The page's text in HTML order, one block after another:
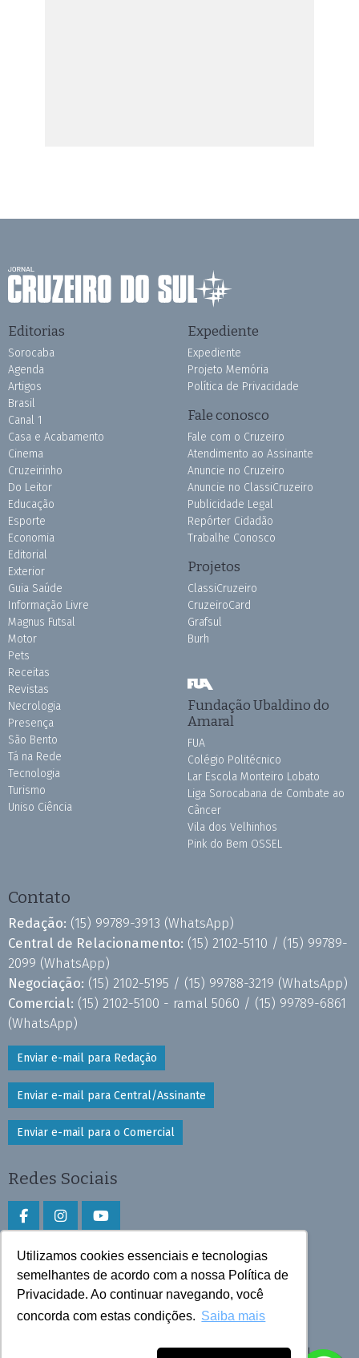
Utilizamos cookies essenciais e tecnologias
semelhantes de acordo com a nossa Política de
Privacidade. Ao continuar navegando, você
concorda com estas condições. Saiba mais
Editorias
Sorocaba
Agenda
Artigos
Brasil
Canal 1
Casa e Acabamento
Cinema
Cruzeirinho
Do Leitor
Educação
Esporte
Economia
Editorial
Exterior
Guia Saúde
Informação Livre
Magnus Futsal
Motor
Pets
Receitas
Revistas
Necrologia
Presença
São Bento
Tá na Rede
Tecnologia
Turismo
Uniso Ciência
Expediente
Expediente
Projeto Memória
Política de Privacidade
Fale conosco
Fale com o Cruzeiro
Atendimento ao Assinante
Anuncie no Cruzeiro
Anuncie no ClassiCruzeiro
Publicidade Legal
Repórter Cidadão
Trabalhe Conosco
Projetos
ClassiCruzeiro
CruzeiroCard
Grafsul
Burh
Fundação Ubaldino do
Amaral
FUA
Colégio Politécnico
Lar Escola Monteiro Lobato
Liga Sorocabana de Combate ao
Câncer
Vila dos Velhinhos
Pink do Bem OSSEL
Contato
Redação: (15) 99789-3913 (WhatsApp)
Central de Relacionamento: (15) 2102-5110 / (15) 99789-
2099 (WhatsApp)
Negociação: (15) 2102-5195 / (15) 99788-3219 (WhatsApp)
Comercial: (15) 2102-5100 - ramal 5060 / (15) 99789-6861
(WhatsApp)
Enviar e-mail para Redação
Enviar e-mail para Central/Assinante
Enviar e-mail para o Comercial
Redes Sociais
Faça download do aplicativo
Play Store e App Store
Todos os direitos reservados © 2026 Cruzeiro do Sul